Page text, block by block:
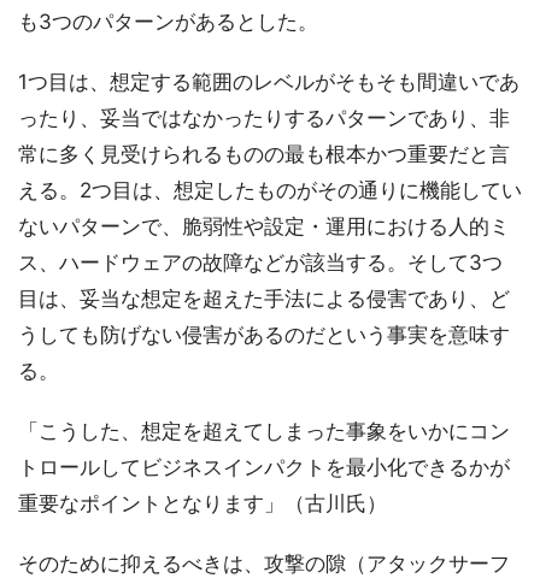
も3つのパターンがあるとした。
1つ目は、想定する範囲のレベルがそもそも間違いであ
ったり、妥当ではなかったりするパターンであり、非
常に多く見受けられるものの最も根本かつ重要だと言
える。2つ目は、想定したものがその通りに機能してい
ないパターンで、脆弱性や設定・運用における人的ミ
ス、ハードウェアの故障などが該当する。そして3つ
目は、妥当な想定を超えた手法による侵害であり、ど
うしても防げない侵害があるのだという事実を意味す
る。
「こうした、想定を超えてしまった事象をいかにコン
トロールしてビジネスインパクトを最小化できるかが
重要なポイントとなります」（古川氏）
そのために抑えるべきは、攻撃の隙（アタックサーフ